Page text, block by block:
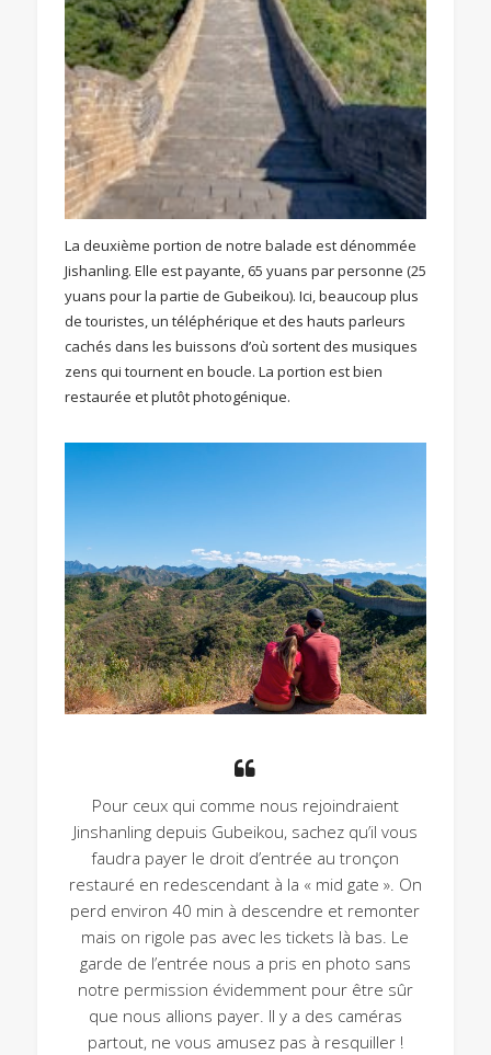
La deuxième portion de notre balade est dénommée
Jishanling. Elle est payante, 65 yuans par personne (25
yuans pour la partie de Gubeikou). Ici, beaucoup plus
de touristes, un téléphérique et des hauts parleurs
cachés dans les buissons d’où sortent des musiques
zens qui tournent en boucle. La portion est bien
restaurée et plutôt photogénique.
Pour ceux qui comme nous rejoindraient
Jinshanling depuis Gubeikou, sachez qu’il vous
faudra payer le droit d’entrée au tronçon
restauré en redescendant à la « mid gate ». On
perd environ 40 min à descendre et remonter
mais on rigole pas avec les tickets là bas. Le
garde de l’entrée nous a pris en photo sans
notre permission évidemment pour être sûr
que nous allions payer. Il y a des caméras
partout, ne vous amusez pas à resquiller !